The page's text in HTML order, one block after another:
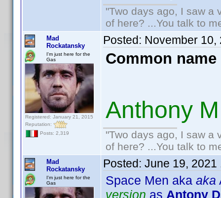
"Two days ago, I saw a
of here? ...You talk to
Mad
Rockatansky
I'm just here for the
Gas
Registered: January 21, 2015
Reputation:
Posts: 2,319
Posted: November 10,
Common
Anthony
"Two days ago, I saw a
of here? ...You talk to
Mad
Rockatansky
I'm just here for the
Gas
Posted: June 19, 2021
Space Men aka aka
version as Antony